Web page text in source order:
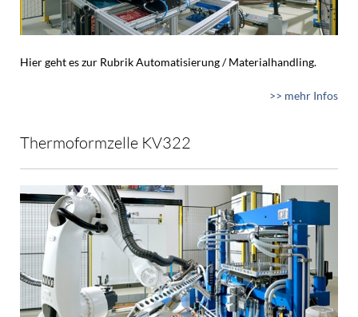
Hier geht es zur Rubrik Automatisierung / Materialhandling.
>> mehr Infos
Thermoformzelle KV322